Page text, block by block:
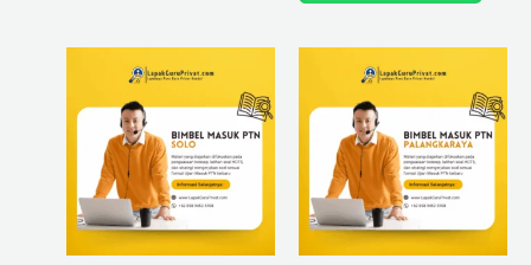
through
Rp18.240.000
has
multiple
variants.
The
through
has
multiple
variants.
The
options